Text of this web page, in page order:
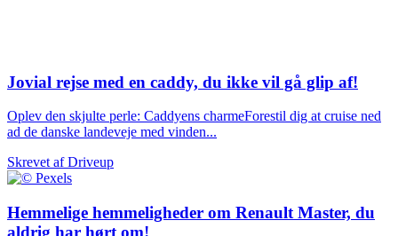
Jovial rejse med en caddy, du ikke vil gå glip af!
Oplev den skjulte perle: Caddyens charmeForestil dig at cruise ned
ad de danske landeveje med vinden...
Skrevet afDriveup
Hemmelige hemmeligheder om Renault Master, du
aldrig har hørt om!